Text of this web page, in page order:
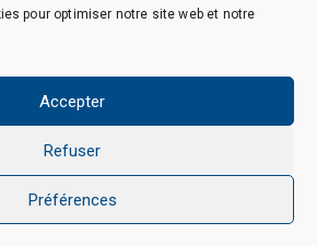
pour optimiser notre site web et notre
Accepter
Refuser
Préférences
- © 2026 Tous droits réservés.
Politique de confidentialité
Nous Contacter